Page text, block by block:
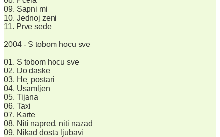
09. Sapni mi
10. Jednoj zeni
11. Prve sede
2004 - S tobom hocu sve
01. S tobom hocu sve
02. Do daske
03. Hej postari
04. Usamljen
05. Tijana
06. Taxi
07. Karte
08. Niti napred, niti nazad
09. Nikad dosta ljubavi